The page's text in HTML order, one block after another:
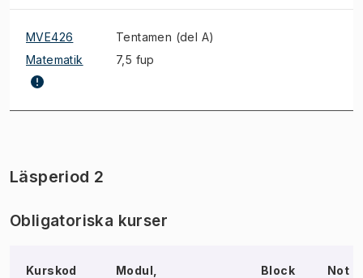
MVE426
Matematik
Tentamen (del A)
7,5 fup
Läsperiod 2
Obligatoriska kurser
Kurskod
Modul,
Block Not